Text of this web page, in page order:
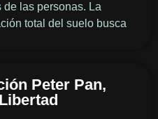
las personas. La
total del suelo busca
Peter Pan,